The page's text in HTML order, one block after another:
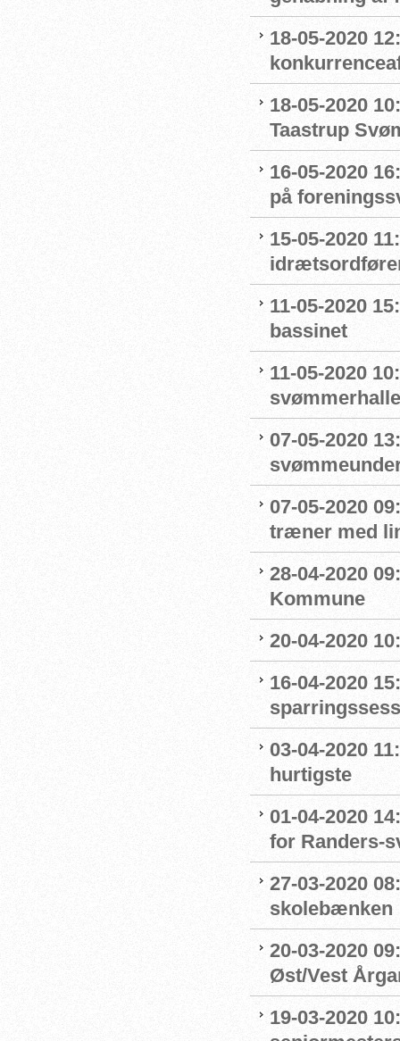
18-05-2020
18-05-2020
Taastrup
16-05-2020
på
15-05-2020
11-05-2020
bassinet
11-05-2020
07-05-2020
07-05-2020
træner med
28-04-2020
Kommune
20-04-2020
16-04-2020
03-04-2020
hurtigste
01-04-2020
for Randers-
27-03-2020
skolebænken
20-03-2020
Øst/Vest
19-03-2020